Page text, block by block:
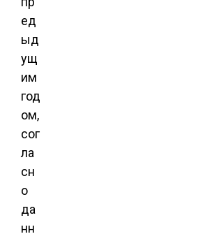
ед
ыд
ущ
им
год
ом,
сог
ла
сн
о
да
нн